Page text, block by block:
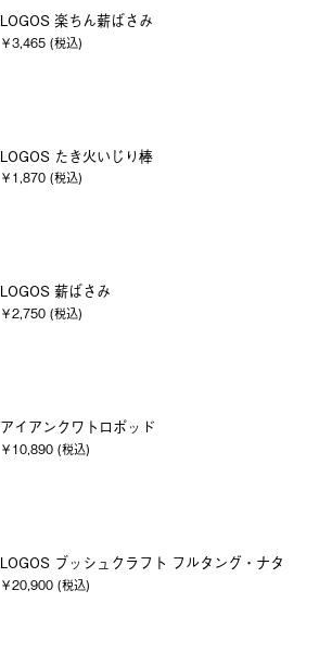
LOGOS 楽ちん薪ばさみ
￥3,465 (税込)
LOGOS たき火いじり棒
￥1,870 (税込)
LOGOS 薪ばさみ
￥2,750 (税込)
アイアンクワトロポッド
￥10,890 (税込)
LOGOS ブッシュクラフト フルタング・ナタ
￥20,900 (税込)